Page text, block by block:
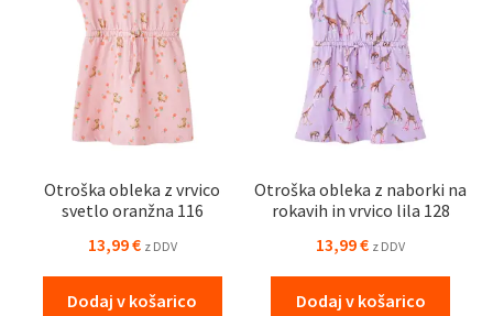
Otroška obleka z vrvico
svetlo oranžna 116
13,99€ z DDV
Dodaj v košarico
Otroška obleka z naborki na
rokavih in vrvico lila 128
13,99€ z DDV
Dodaj v košarico